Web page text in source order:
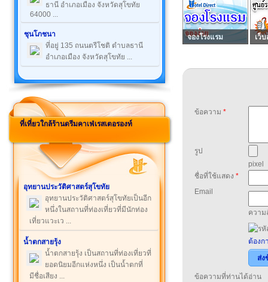
ธานี อำเภอเมือง จังหวัดสุโขทัย
64000 ...
ชุนโภชนา
ที่อยู่ 135 ถนนตรีโชติ ตำบลธานี
อำเภอเมือง จังหวัดสุโขทัย ...
ที่เที่ยวใกล้ร้านดรีมคาเฟ่เรสเตอรองท์
อุทยานประวัติศาสตร์สุโขทัย
อุทยานประวัติศาสตร์สุโขทัยเป็นอีก
หนึ่งในสถานที่ท่องเที่ยวที่มีนักท่อง
เที่ยวแวะเว ...
น้ำตกสายรุ้ง
น้ำตกสายรุ้ง เป็นสถานที่ท่องเที่ยวที่
ยอดนิยมอีกแห่งหนึ่ง เป็นน้ำตกที่
มีชื่อเสียง ...
จองโรงแรม เว็
ข้อความ *
รูป
pixel
ชื่อที่ใช้แสดง *
Email
ความ
ต้องก
ส่ง
ข้อความที่ท่านได้อ่าน